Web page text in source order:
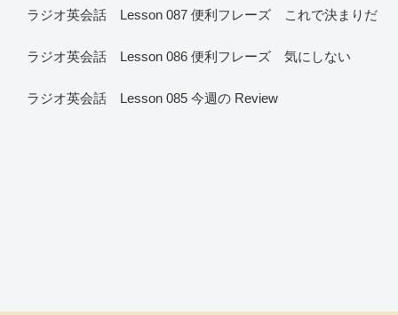
ラジオ英会話 Lesson 087 便利フレーズ これで決まりだ
ラジオ英会話 Lesson 086 便利フレーズ 気にしない
ラジオ英会話 Lesson 085 今週の Review